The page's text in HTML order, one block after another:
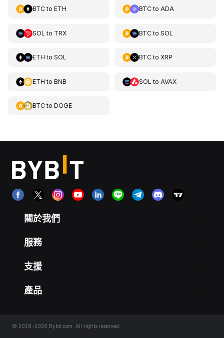
BTCto ETH BTCto ADA
SOL to TRX BTCto SOL
ETH to SOL BTCto XRP
ETH to BNB SOL to AVAX
BTCto DOGE
關於我們
服務
支援
產品
© 2018-2026 Bybit.com. All rights reserved.